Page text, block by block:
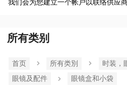
我们会为您建立一个帐户以联络供应
所有类别
首页 所有类別
时装，
眼镜及配件
眼镜盒和小袋